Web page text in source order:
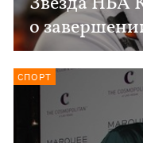
о
СПОРТ